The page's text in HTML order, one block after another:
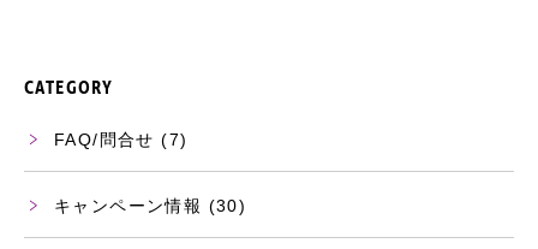
CATEGORY
FAQ/問合せ (7)
キャンペーン情報 (30)